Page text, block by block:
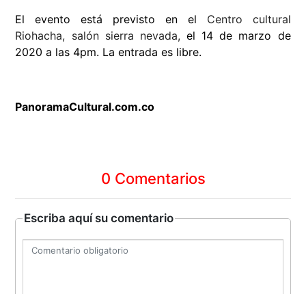
El evento está previsto en el Centro cultural
Riohacha, salón sierra nevada, el 14 de marzo de
2020 a las 4pm. La entrada es libre.
PanoramaCultural.com.co
0 Comentarios
Escriba aquí su comentario